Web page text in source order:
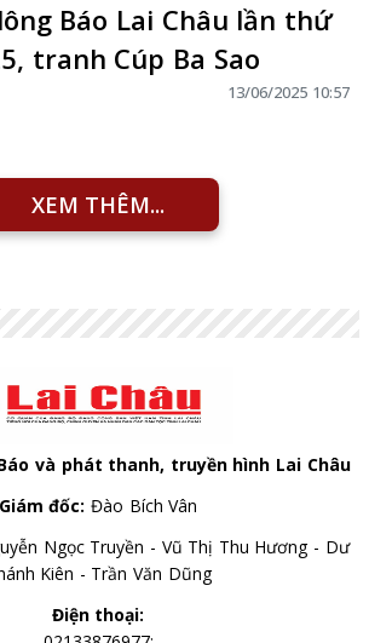
Báo Lai Châu lần thứ
tranh Cúp Ba Sao
13/06/2025 10:57
XEM THÊM...
và phát thanh, truyền hình Lai Châu
Giám đốc: Đào Bích Vân
Ngọc Truyền - Vũ Thị Thu Hương - Dư
Kiên - Trần Văn Dũng
Điện thoại: